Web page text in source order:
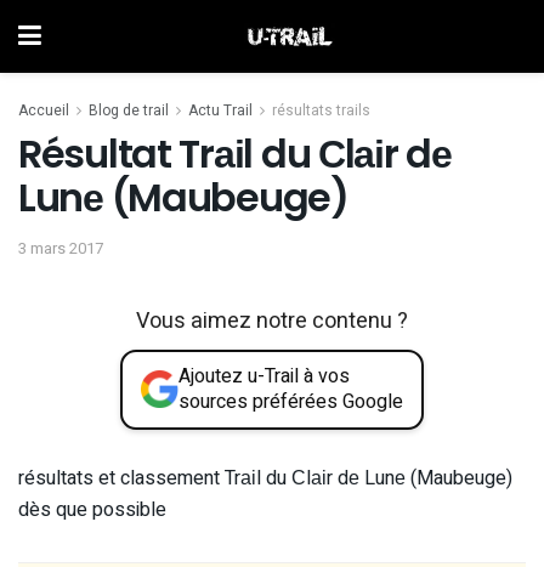
Accueil Blog de trail Actu Trail résultats trails
Résultat Trаіl du Сlаіr dе
Lunе (Maubeuge)
3 mars 2017
Vous aimez notre contenu ?
Ajoutez u-Trail à vos
sources préférées Google
résultats et classement Trаіl du Сlаіr dе Lunе (Maubeuge)
dès que possible